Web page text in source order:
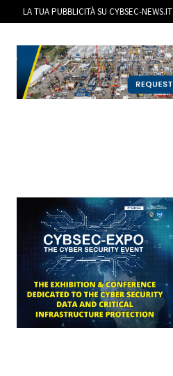
LA TUA PUBBLICITÀ SU CYBSEC-NEWS.IT